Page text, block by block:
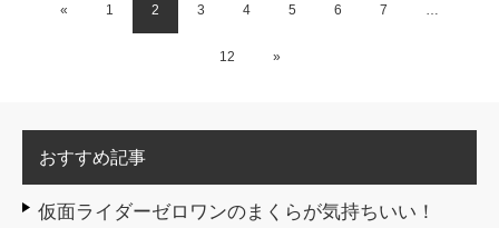
« 1 2 3 4 5 6 7 …
12 »
おすすめ記事
仮面ライダーゼロワンのまくらが気持ちいい！